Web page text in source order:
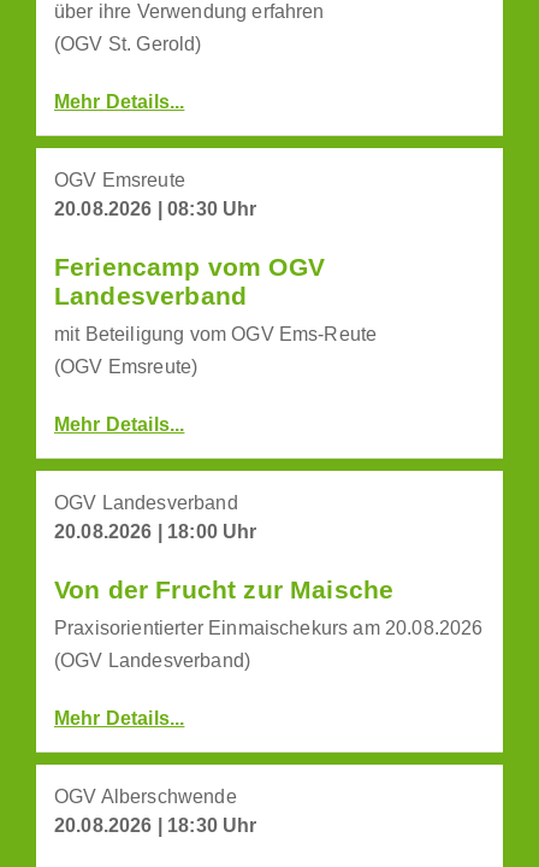
über ihre Verwendung erfahren
(OGV St. Gerold)
Mehr Details...
OGV Emsreute
20.08.2026 | 08:30 Uhr
Feriencamp vom OGV
Landesverband
mit Beteiligung vom OGV Ems-Reute
(OGV Emsreute)
Mehr Details...
OGV Landesverband
20.08.2026 | 18:00 Uhr
Von der Frucht zur Maische
Praxisorientierter Einmaischekurs am 20.08.2026
(OGV Landesverband)
Mehr Details...
OGV Alberschwende
20.08.2026 | 18:30 Uhr